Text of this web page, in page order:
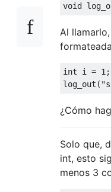
void
Al
int i = 1 ;
log_out (
¿Cómo
Solo que,
int, esto
menos 3